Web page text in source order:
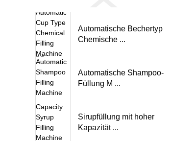
Automatische Bechertyp
Chemische ...
Automatische Shampoo-
Füllung M ...
Sirupfüllung mit hoher
Kapazität ...